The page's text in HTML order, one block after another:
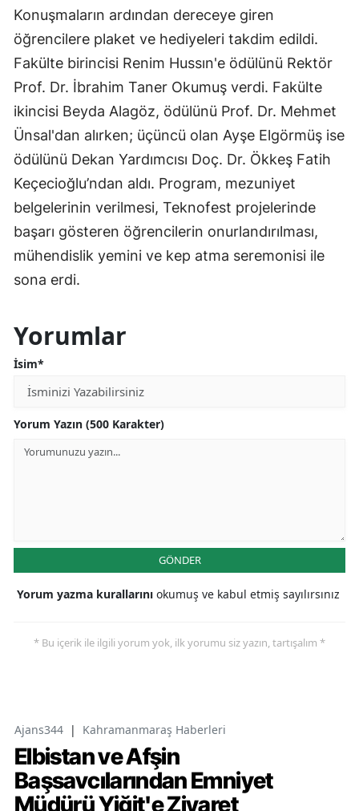
Konuşmaların ardından dereceye giren
öğrencilere plaket ve hediyeleri takdim edildi.
Fakülte birincisi Renim Hussın'e ödülünü Rektör
Prof. Dr. İbrahim Taner Okumuş verdi. Fakülte
ikincisi Beyda Alagöz, ödülünü Prof. Dr. Mehmet
Ünsal'dan alırken; üçüncü olan Ayşe Elgörmüş ise
ödülünü Dekan Yardımcısı Doç. Dr. Ökkeş Fatih
Keçecioğlu’ndan aldı. Program, mezuniyet
belgelerinin verilmesi, Teknofest projelerinde
başarı gösteren öğrencilerin onurlandırılması,
mühendislik yemini ve kep atma seremonisi ile
sona erdi.
Yorumlar
İsim*
Yorum Yazın (500 Karakter)
GÖNDER
Yorum yazma kurallarını okumuş ve kabul etmiş sayılırsınız
* Bu içerik ile ilgili yorum yok, ilk yorumu siz yazın, tartışalım *
Ajans344 | Kahramanmaraş Haberleri
Elbistan ve Afşin
Başsavcılarından Emniyet
Müdürü Yiğit'e Ziyaret